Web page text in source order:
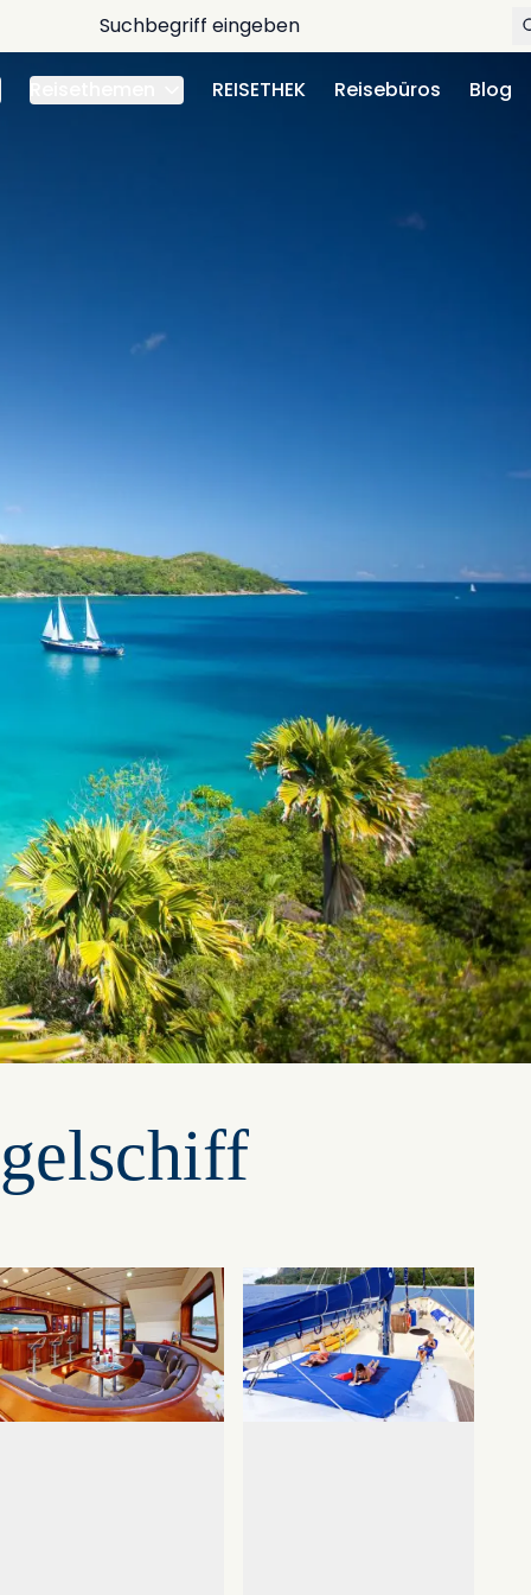
REISETHEK Reisebüros Blog